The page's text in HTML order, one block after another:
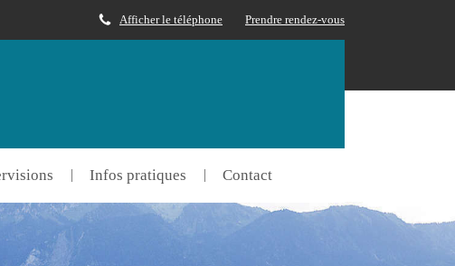
Prendre rendez-vous
Afficher le téléphone
Infos pratiques Contact